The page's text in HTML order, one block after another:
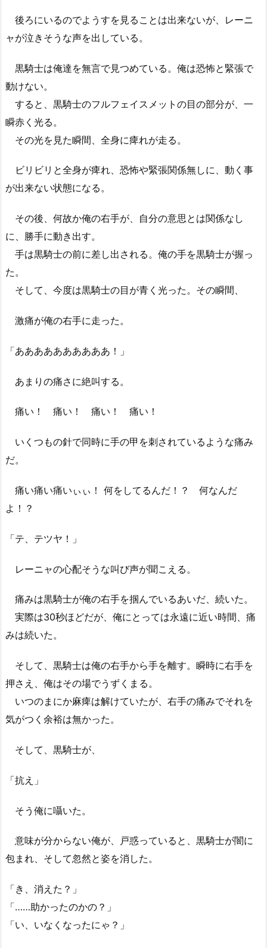
後ろにいるのでようすを見ることは出来ないが、レーニ
ャが泣きそうな声を出している。
黒騎士は俺達を無言で見つめている。俺は恐怖と緊張で
動けない。
すると、黒騎士のフルフェイスメットの目の部分が、一
瞬赤く光る。
その光を見た瞬間、全身に痺れが走る。
ビリビリと全身が痺れ、恐怖や緊張関係無しに、動く事
が出来ない状態になる。
その後、何故か俺の右手が、自分の意思とは関係なし
に、勝手に動き出す。
手は黒騎士の前に差し出される。俺の手を黒騎士が握っ
た。
そして、今度は黒騎士の目が青く光った。その瞬間、
激痛が俺の右手に走った。
「ああああああああああ！」
あまりの痛さに絶叫する。
痛い！ 痛い！ 痛い！ 痛い！
いくつもの針で同時に手の甲を刺されているような痛み
だ。
痛い痛い痛いぃぃ！ 何をしてるんだ！？ 何なんだ
よ！？
「テ、テツヤ！」
レーニャの心配そうな叫び声が聞こえる。
痛みは黒騎士が俺の右手を掴んでいるあいだ、続いた。
実際は30秒ほどだが、俺にとっては永遠に近い時間、痛
みは続いた。
そして、黒騎士は俺の右手から手を離す。瞬時に右手を
押さえ、俺はその場でうずくまる。
いつのまにか麻痺は解けていたが、右手の痛みでそれを
気がつく余裕は無かった。
そして、黒騎士が、
「抗え」
そう俺に囁いた。
意味が分からない俺が、戸惑っていると、黒騎士が闇に
包まれ、そして忽然と姿を消した。
「き、消えた？」
「……助かったのかの？」
「い、いなくなったにゃ？」